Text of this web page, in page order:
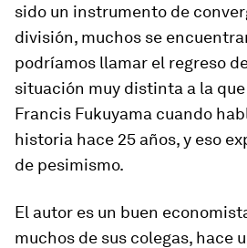
sido un instrumento de
división, muchos se
podríamos llamar el regreso
situación muy distinta a la
Francis Fukuyama cuando
historia hace 25 años, y eso
de pesimismo.
El autor es un buen
muchos de sus colegas, hace